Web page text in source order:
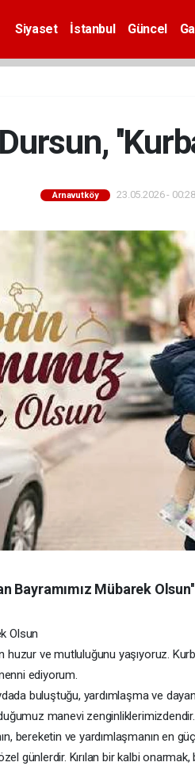
Siyaset İstanbul Güncel
Arnavutköy 23.05.2026 -
Bayramımız Mübarek Olsun''
Olsun
huzur ve mutluluğunu yaşıyoruz.
ediyorum.
buluştuğu, yardımlaşma ve
manevi zenginliklerimizdendir.
bereketin ve yardımlaşmanın en
günlerdir. Kırılan bir kalbi